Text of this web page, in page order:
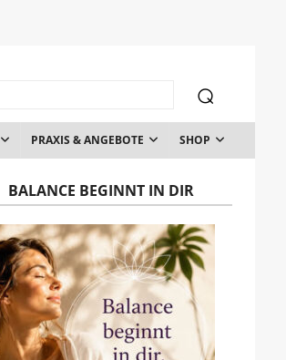
PRAXIS & ANGEBOTE SHOP
BALANCE BEGINNT IN DIR